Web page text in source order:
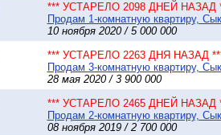
*** УСТАРЕЛО 2098 ДНЕЙ НАЗАД
Продам 1-комнатную квартиру,
10 ноября 2020 / 5 000 000
*** УСТАРЕЛО 2263 ДНЯ НАЗАД
Продам 3-комнатную квартиру,
28 мая 2020 / 3 900 000
*** УСТАРЕЛО 2465 ДНЕЙ НАЗАД
Продам 2-комнатную квартиру,
08 ноября 2019 / 2 700 000